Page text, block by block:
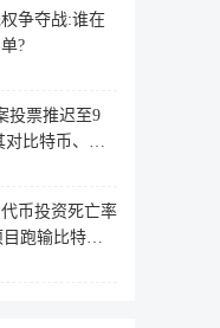
争夺战:谁在
?
投票推迟至9
对比特币、以
币投资死亡率
目跑输比特